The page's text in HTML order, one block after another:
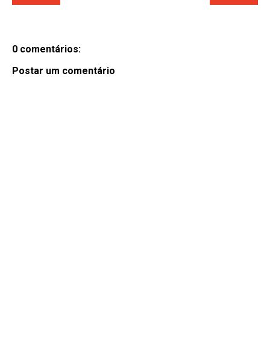
0 comentários:
Postar um comentário